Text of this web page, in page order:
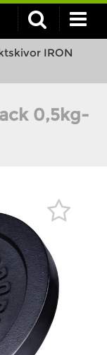
IRON
0,5kg-